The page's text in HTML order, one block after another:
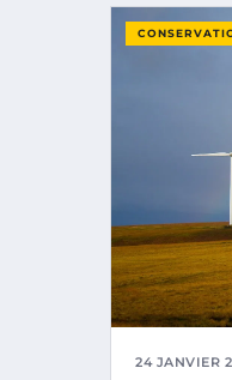
24 JANVIER